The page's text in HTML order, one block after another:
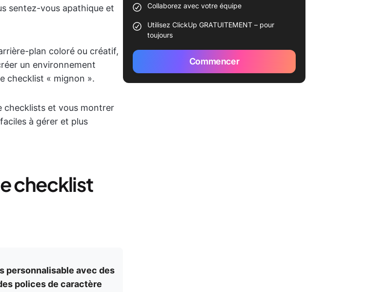
sentez-vous apathique et
plan coloré ou créatif,
un environnement
checklist « mignon ».
checklists et vous montrer
à gérer et plus
checklist
personnalisable avec des
polices de caractère
Collaborez avec votre équipe
Utilisez ClickUp GRATUITEMENT – pour
toujours
Commencer